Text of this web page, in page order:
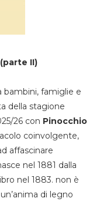
II)
bambini, famiglie e
della stagione
26 con Pinocchio
coinvolgente,
affascinare
nel 1881 dalla
nel 1883. non è
di legno